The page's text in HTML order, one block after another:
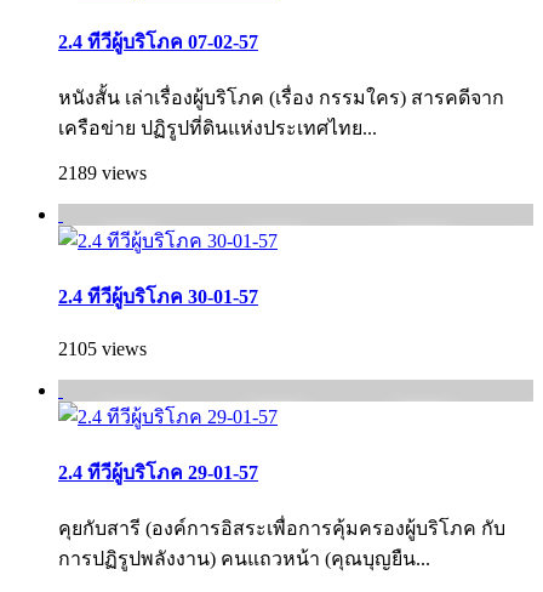
2.4 ทีวีผู้บริโภค 07-02-57
หนังสั้น เล่าเรื่องผู้บริโภค (เรื่อง กรรมใคร) สารคดีจาก
เครือข่าย ปฏิรูปที่ดินแห่งประเทศไทย...
2189 views
2.4 ทีวีผู้บริโภค 30-01-57
2105 views
2.4 ทีวีผู้บริโภค 29-01-57
คุยกับสารี (องค์การอิสระเพื่อการคุ้มครองผู้บริโภค กั­บ
การปฏิรูปพลังงาน) คนแถวหน้า (คุณบุญยืน...